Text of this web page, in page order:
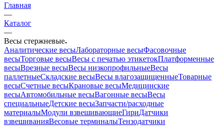
Главная
—
Каталог
—
Весы стержневые
Аналитические весыЛабораторные весыФасовочные
весыТорговые весыВесы с печатью этикетокПлатформенные
весыВрезные весыВесы низкопрофильныеВесы
паллетныеСкладские весыВесы влагозащищенныеТоварные
весыСчетные весыКрановые весыМедицинские
весыАвтомобильные весыВагонные весыВесы
специальныеДетские весыЗапчасти/расходные
материалыМодули взвешивающиеГириДатчики
взвешиванияВесовые терминалыТензодатчики